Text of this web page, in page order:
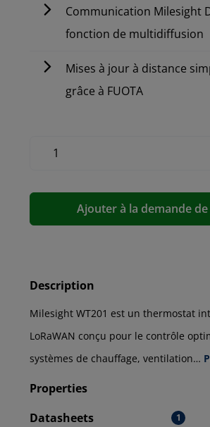
Communication Milesight
fonction de multidiffusion
Mises à jour à distance
grâce à FUOTA
Ajouter à la demande
Description
Milesight WT201 est un thermostat
LoRaWAN conçu pour le contrôle
systèmes de chauffage, ventilation…
Properties
Datasheets
1